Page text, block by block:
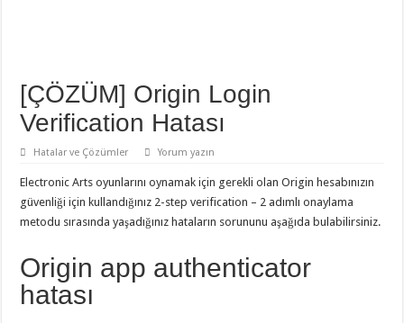
[ÇÖZÜM] Origin Login
Verification Hatası
Hatalar ve Çözümler Yorum yazın
Electronic Arts oyunlarını oynamak için gerekli olan Origin hesabınızın
güvenliği için kullandığınız 2-step verification – 2 adımlı onaylama
metodu sırasında yaşadığınız hataların sorununu aşağıda bulabilirsiniz.
Origin app authenticator
hatası